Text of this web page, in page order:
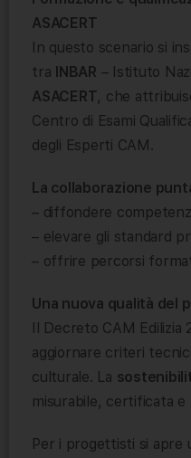
ASACERT
In questo scenario si
tra
INBAR – Istituto
ASACERT, che
Centro di Esami
degli Esperti CAM.
La collaborazione
– diffondere
– elevare gli standard
– offrire percorsi
Una nuova qualità del
Il Decreto CAM Edilizia
aggiornare criteri
culturale. La
misurabile, certificata e
Per i progettisti si apre